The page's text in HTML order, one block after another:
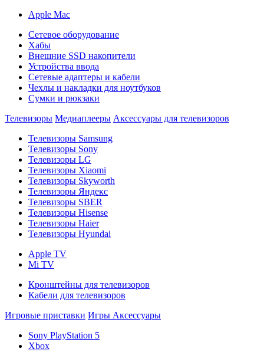
Apple Mac
Сетевое оборудование
Хабы
Внешние SSD накопители
Устройства ввода
Сетевые адаптеры и кабели
Чехлы и накладки для ноутбуков
Сумки и рюкзаки
Телевизоры Медиаплееры Аксессуары для телевизоров
Телевизоры Samsung
Телевизоры Sony
Телевизоры LG
Телевизоры Xiaomi
Телевизоры Skyworth
Телевизоры Яндекс
Телевизоры SBER
Телевизоры Hisense
Телевизоры Haier
Телевизоры Hyundai
Apple TV
Mi TV
Кронштейны для телевизоров
Кабели для телевизоров
Игровые приставки Игры Аксессуары
Sony PlayStation 5
Xbox